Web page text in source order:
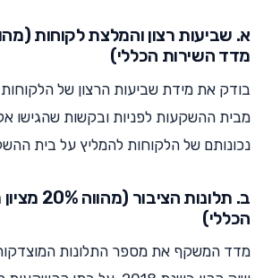
מדד השירות הכללי)
בודק את מידת שביעות הרצון של
מבית ההשקעות לפניות ובקשות שהגישו
נכונותם של הלקוחות להמליץ על בית
ב. תלונות
הכללי)
מדד המשקף את מספר התלונות